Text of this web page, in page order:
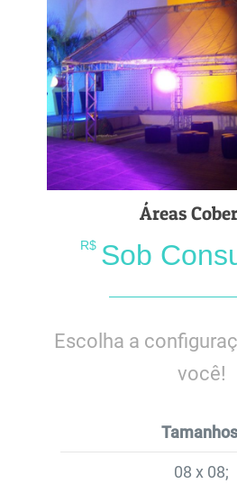
Áreas
R$ Sob
Escolha a
você!
08 x 08;